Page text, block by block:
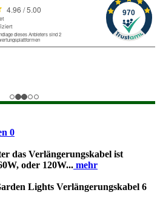
0
das Verlängerungskabel ist
oder 120W... mehr
Lights Verlängerungskabel 6